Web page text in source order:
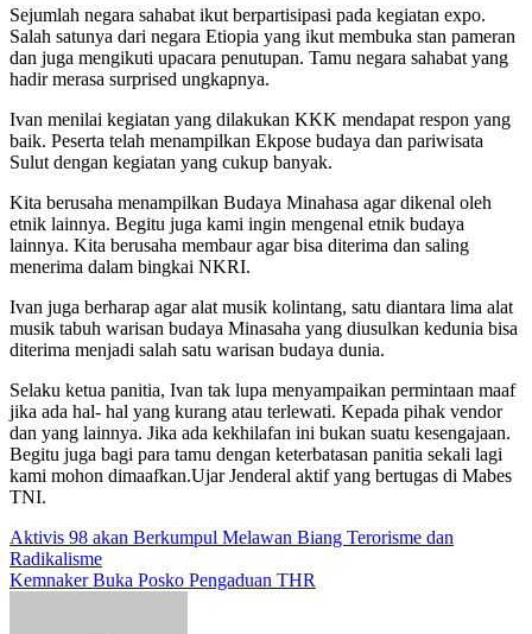
Sejumlah negara sahabat ikut berpartisipasi pada kegiatan expo.
Salah satunya dari negara Etiopia yang ikut membuka stan pameran
dan juga mengikuti upacara penutupan. Tamu negara sahabat yang
hadir merasa surprised ungkapnya.
Ivan menilai kegiatan yang dilakukan KKK mendapat respon yang
baik. Peserta telah menampilkan Ekpose budaya dan pariwisata
Sulut dengan kegiatan yang cukup banyak.
Kita berusaha menampilkan Budaya Minahasa agar dikenal oleh
etnik lainnya. Begitu juga kami ingin mengenal etnik budaya
lainnya. Kita berusaha membaur agar bisa diterima dan saling
menerima dalam bingkai NKRI.
Ivan juga berharap agar alat musik kolintang, satu diantara lima alat
musik tabuh warisan budaya Minasaha yang diusulkan kedunia bisa
diterima menjadi salah satu warisan budaya dunia.
Selaku ketua panitia, Ivan tak lupa menyampaikan permintaan maaf
jika ada hal- hal yang kurang atau terlewati. Kepada pihak vendor
dan yang lainnya. Jika ada kekhilafan ini bukan suatu kesengajaan.
Begitu juga bagi para tamu dengan keterbatasan panitia sekali lagi
kami mohon dimaafkan.Ujar Jenderal aktif yang bertugas di Mabes
TNI.
Navigasi
pos
Aktivis 98 akan Berkumpul Melawan Biang Terorisme dan
Radikalisme
Kemnaker Buka Posko Pengaduan THR